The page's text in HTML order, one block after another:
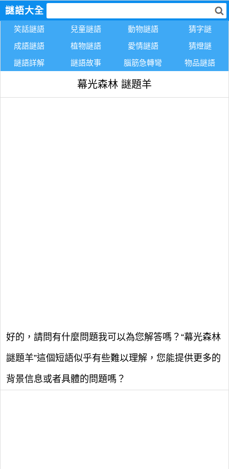
謎語大全
笑話謎語 兒童謎語 動物謎語
猜字謎
成語謎語
植物謎語 愛情謎語
猜燈謎
謎語詳解
謎語故事 腦筋急轉彎 物品謎語
幕光森林 謎題羊
好的，請問有什麼問題我可以為您解答嗎？“幕光森林
謎題羊”這個短語似乎有些難以理解，您能提供更多的
背景信息或者具體的問題嗎？